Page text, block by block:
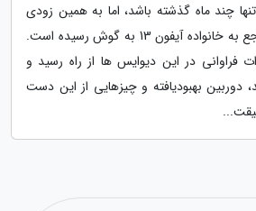
شاید از عرضه آیفون 12 تنها چند ماه گذشته باشد، اما به همین زودی
انبوهی از شایعات تازه راجع به خانواده آیفون 13 به گوش رسیده است.
تغییرات فراوانی در این دیوایس ها از راه رسید و
دوربین بهبودیافته و چیزهایی از این دست